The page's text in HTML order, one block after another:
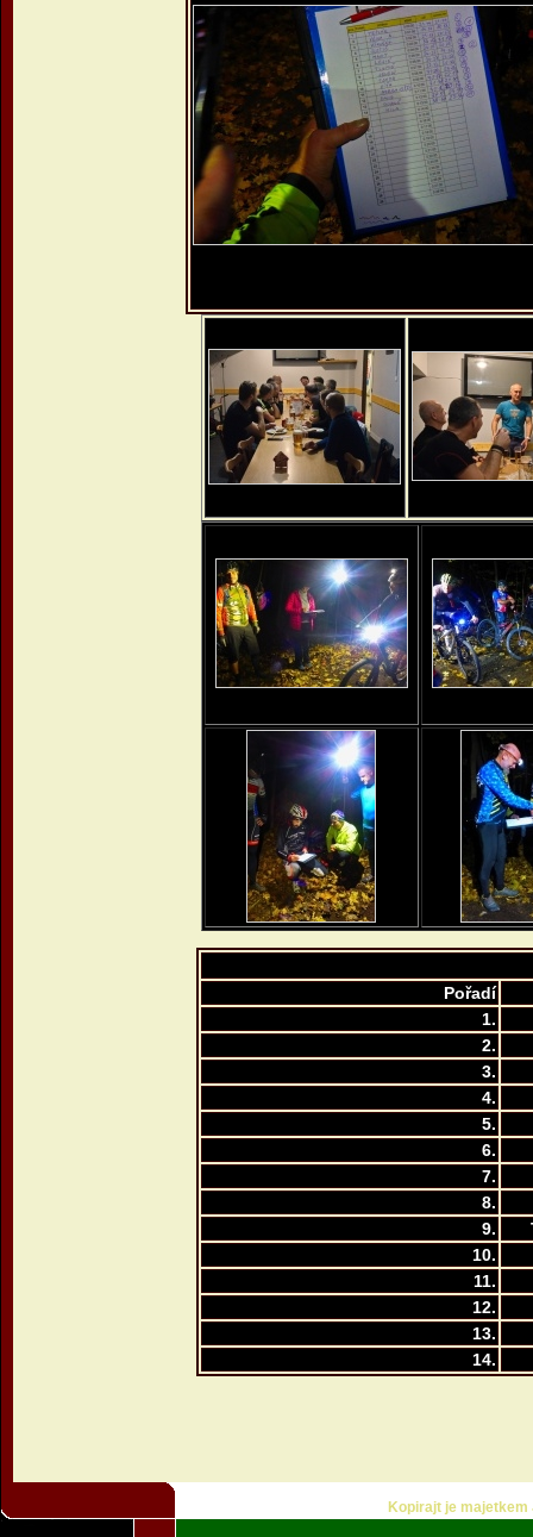
Pořadí
1.
2.
3.
4.
5.
6.
7.
8.
9.
10.
11.
12.
13.
14.
Kopirajt je